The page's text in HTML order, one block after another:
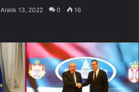
Aralık 13, 2022 0 16